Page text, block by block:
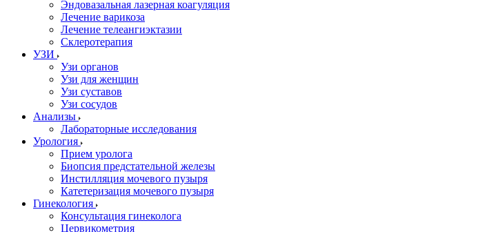
Эндовазальная лазерная коагуляция
Лечение варикоза
Лечение телеангиэктазии
Склеротерапия
УЗИ
Узи органов
Узи для женщин
Узи cуставов
Узи сосудов
Анализы
Лабораторные исследования
Урология
Прием уролога
Биопсия предстательной железы
Инстилляция мочевого пузыря
Катетеризация мочевого пузыря
Гинекология
Консультация гинеколога
Цервикометрия